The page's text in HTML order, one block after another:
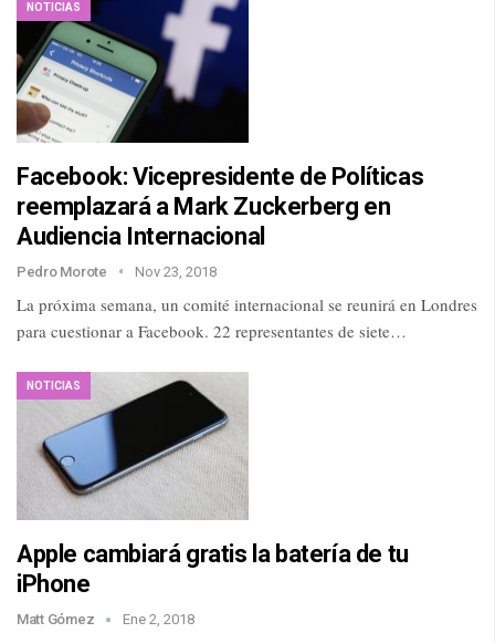
NOTICIAS
Facebook: Vicepresidente de Políticas
reemplazará a Mark Zuckerberg en
Audiencia Internacional
Pedro Morote Nov 23, 2018
La próxima semana, un comité internacional se reunirá en Londres
para cuestionar a Facebook. 22 representantes de siete…
NOTICIAS
Apple cambiará gratis la batería de tu
iPhone
Matt Gómez Ene 2, 2018